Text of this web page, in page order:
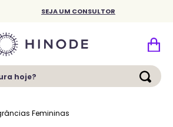
SEJA UM CONSULTOR
hoje?
Femininas